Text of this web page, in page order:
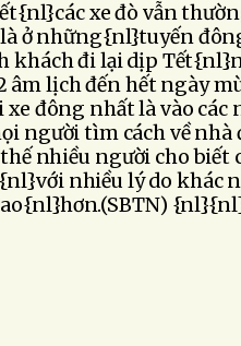
xe đò vẫn
ở những{nl}tuyến
khách đi lại dịp
âm lịch đến hết ngày
đông nhất là vào các
người tìm cách về nhà
nhiều người cho biết
nhiều lý do khác